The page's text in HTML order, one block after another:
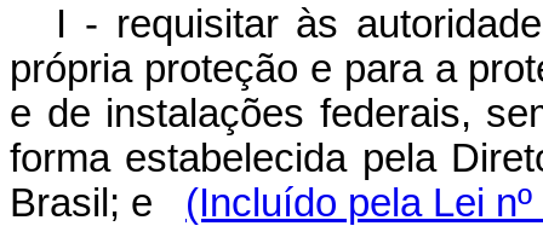
I - requisitar às
própria proteção e para a
e de instalações federais,
forma estabelecida pela
Brasil; e
(Incluído pela Lei